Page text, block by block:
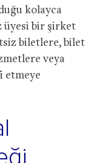
kolayca
üyesi bir şirket
biletlere, bilet
veya
etmeye